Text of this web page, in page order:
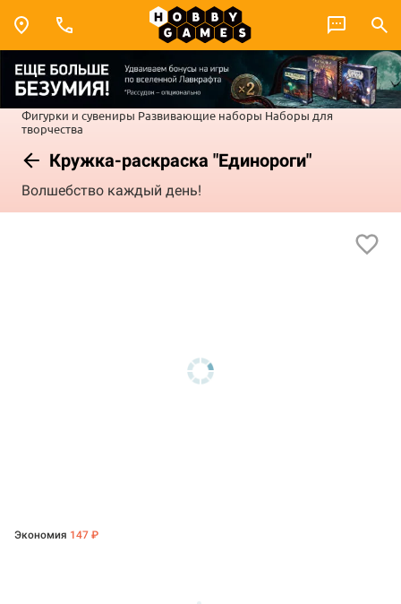
Фигурки и сувениры Развивающие наборы Наборы для
творчества
Кружка-раскраска "Единороги"
Волшебство каждый день!
Экономия 147 ₽